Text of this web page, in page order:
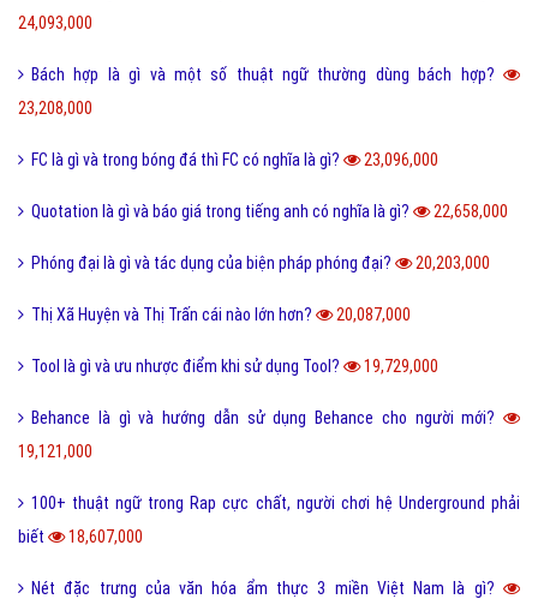
24,093,000
Bách hợp là gì và một số thuật ngữ thường dùng bách hợp?
23,208,000
FC là gì và trong bóng đá thì FC có nghĩa là gì? 23,096,000
Quotation là gì và báo giá trong tiếng anh có nghĩa là gì? 22,658,000
Phóng đại là gì và tác dụng của biện pháp phóng đại? 20,203,000
Thị Xã Huyện và Thị Trấn cái nào lớn hơn? 20,087,000
Tool là gì và ưu nhược điểm khi sử dụng Tool? 19,729,000
Behance là gì và hướng dẫn sử dụng Behance cho người mới?
19,121,000
100+ thuật ngữ trong Rap cực chất, người chơi hệ Underground phải
biết
18,607,000
Nét đặc trưng của văn hóa ẩm thực 3 miền Việt Nam là gì?